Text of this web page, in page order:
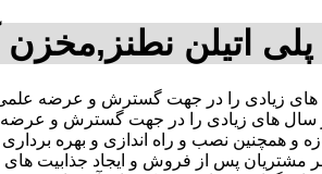
اتیلن
زیادی را در جهت گسترش و عرضه علمی
سال های زیادی را در جهت گسترش و
و همچنین نصب و راه اندازی و بهره
پس از فروش و ایجاد جذابیت های